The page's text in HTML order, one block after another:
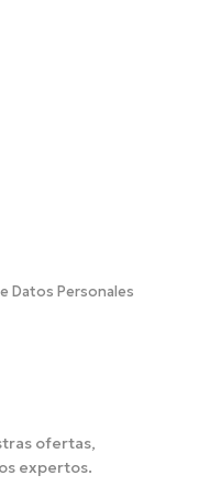
Datos Personales
ofertas,
expertos.